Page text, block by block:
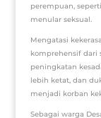
perempuan,
menular seksual.
Mengatasi
komprehensif dari
peningkatan
lebih ketat, dan
menjadi korban
Sebagai warga